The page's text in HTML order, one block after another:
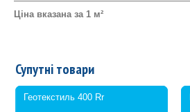
Ціна вказана за 1 м²
Супутні товари
Геотекстиль 400 Rr